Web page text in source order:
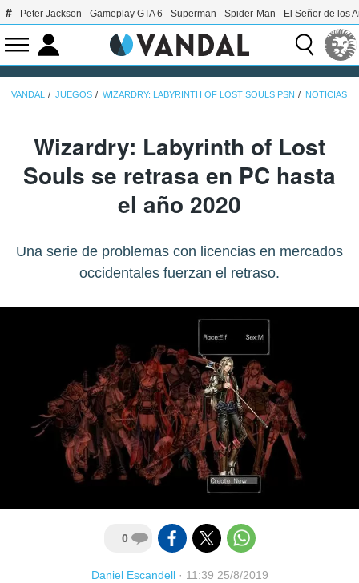
Peter Jackson Gameplay GTA 6 Superman Spider-Man El Señor de los
VANDAL JUEGOS WIZARDRY: LABYRINTH OF LOST SOULS PSN NOTICIAS
Wizardry: Labyrinth of Lost
Souls se retrasa en PC hasta
el año 2020
Una serie de problemas con licencias en mercados
occidentales fuerzan el retraso.
0
Daniel Escandell· 11:39 25/8/2019